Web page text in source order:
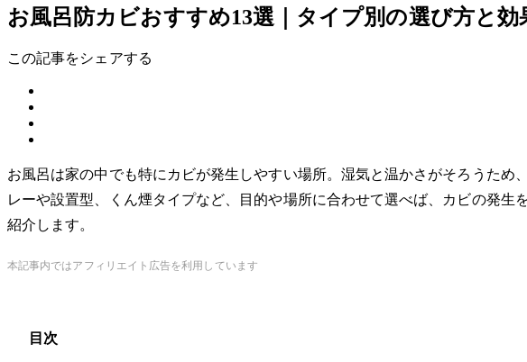
お風呂防カビおすすめ13選｜タイプ別の選び方と効
この記事をシェアする
お風呂は家の中でも特にカビが発生しやすい場所。湿気と温かさがそろうた
レーや設置型、くん煙タイプなど、目的や場所に合わせて選べば、カビの発
紹介します。
本記事内ではアフィリエイト広告を利用しています
目次